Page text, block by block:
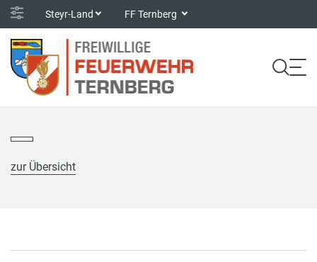
Steyr-Land FF Ternberg
zur Übersicht